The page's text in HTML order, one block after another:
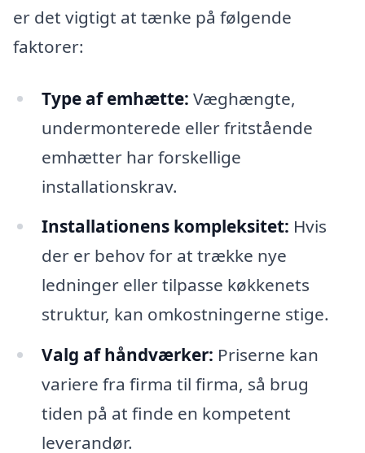
er det vigtigt at tænke på følgende
faktorer:
Type af emhætte: Væghængte,
undermonterede eller fritstående
emhætter har forskellige
installationskrav.
Installationens kompleksitet: Hvis
der er behov for at trække nye
ledninger eller tilpasse køkkenets
struktur, kan omkostningerne stige.
Valg af håndværker: Priserne kan
variere fra firma til firma, så brug
tiden på at finde en kompetent
leverandør.